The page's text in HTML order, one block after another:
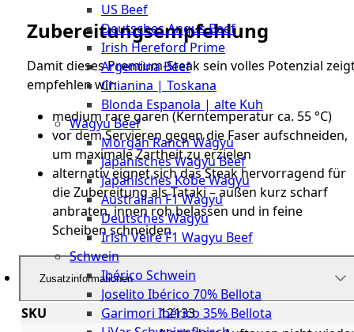
US Beef
Deutsches Angus Beef
Irish Hereford Prime
Argentina Beef
Chianina | Toskana
Blonda Espanola | alte Kuh
Wagyu Beef
Morgan Ranch Wagyu
Japanisches Wagyu Beef
Japanisches Kobe Wagyu
Australian F1 Wagyu
Deutsches Wagyu
Irish Veire F1 Wagyu Beef
Schwein
Ibérico Schwein
Joselito Ibérico 70% Bellota
Garimori Ibérico 35% Bellota
Zubereitungsempfehlung
Damit dieses Premium-Steak sein volles Potenzial
empfehlen wir:
medium rare garen (Kerntemperatur ca. 55 °C)
vor dem Servieren gegen die Faser aufschneiden,
um maximale Zartheit zu erzielen
alternativ eignet sich das Steak hervorragend für
die Zubereitung als Tataki – außen kurz scharf
anbraten, innen roh belassen und in feine
Scheiben schneiden
Zusatzinformationen
SKU
12133